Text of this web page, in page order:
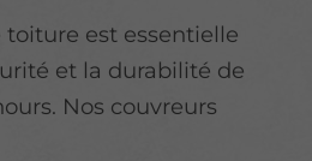
est essentielle
et la durabilité de
Nos couvreurs